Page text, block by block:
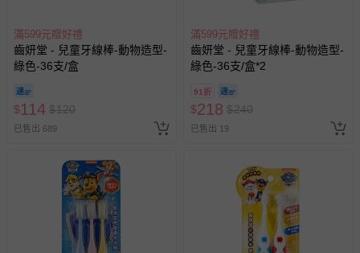
瑕疵退換貨所產生的運費，將由媽咪愛負責處理，若非瑕疵
退貨，您可至『查詢訂單』>『已出貨』中查詢該筆訂單，
並點選『我要退貨』即可進行申請。若有相關退貨問題，請
LINE@客服ID: @mamilove我們將依序為您處理
與服務，謝謝。
留商品未達活動門檻，將以原價計算，活動贈品亦需一併退
部分商品依據消費者保護法的規定，不適用七天鑑賞期/猶
豫期範圍：
滿599元贈好禮
齒妍堂 - 兒童牙線棒-動物造型-
綠色-36支/盒
$114 $120
已售出 689
滿599元贈好禮
齒妍堂 - 兒童牙線棒-動物造型-
綠色-36支/盒*2
91折
$218 $240
已售出 19